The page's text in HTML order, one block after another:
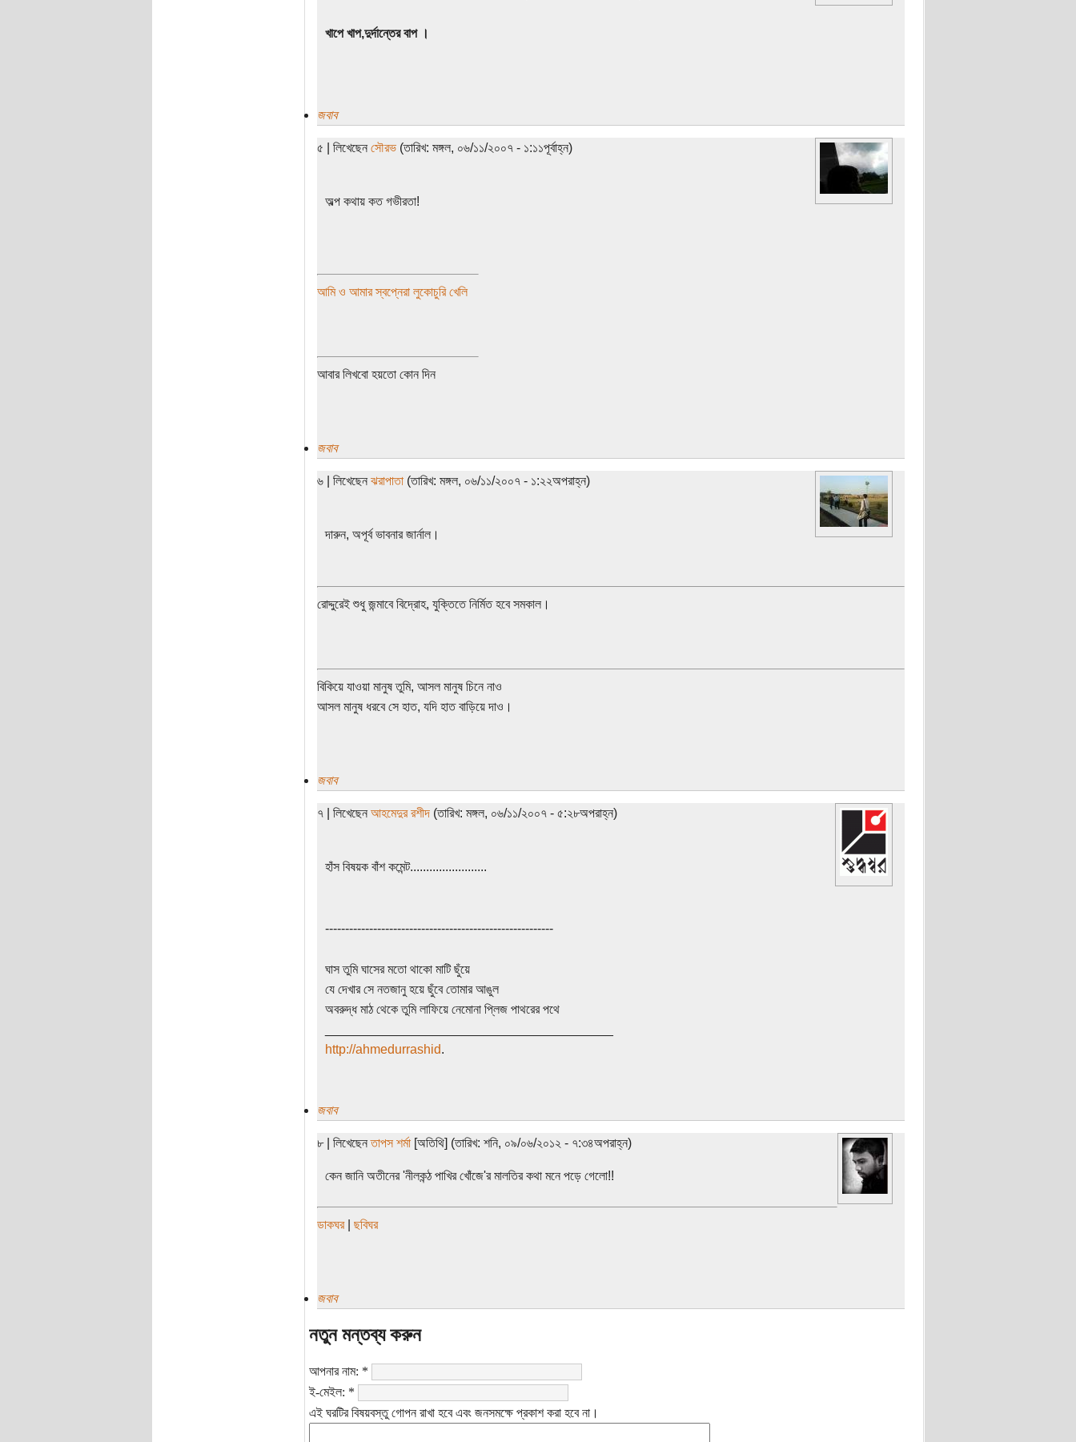
খাপে খাপ,দুর্দান্তের বাপ ।
জবাব
৫ | লিখেছেন সৌরভ(তারিখ: মঙ্গল, ০৬/১১/২০০৭ - ১:১১পূর্বাহ্ন)
অল্প কথায় কত গভীরতা!
আমি ও আমার স্বপ্নেরা লুকোচুরি খেলি
আবার লিখবো হয়তো কোন দিন
জবাব
৬ | লিখেছেন ঝরাপাতা(তারিখ: মঙ্গল, ০৬/১১/২০০৭ - ১:২২অপরাহ্ন)
দারুন, অপূর্ব ভাবনার জার্নাল।
রোদ্দুরেই শুধু জন্মাবে বিদ্রোহ, যুক্তিতে নির্মিত হবে সমকাল।
বিকিয়ে যাওয়া মানুষ তুমি, আসল মানুষ চিনে নাও
আসল মানুষ ধরবে সে হাত, যদি হাত বাড়িয়ে দাও।
জবাব
৭ | লিখেছেন আহমেদুর রশীদ(তারিখ: মঙ্গল, ০৬/১১/২০০৭ - ৫:২৮অপরাহ্ন)
হাঁস বিষয়ক বাঁশ কমেন্ট........................
---------------------------------------------------------
ঘাস তুমি ঘাসের মতো থাকো মাটি ছুঁয়ে
যে দেখার সে নতজানু হয়ে ছুঁবে তোমার আঙুল
অবরুদ্ধ মাঠ থেকে তুমি লাফিয়ে নেমোনা প্লিজ পাথরের পথে
http://ahmedurrashid.
জবাব
৮ | লিখেছেনতাপস শর্মা[অতিথি] (তারিখ: শনি, ০৯/০৬/২০১২ - ৭:৩৪অপরাহ্ন)
কেন জানি অতীনের 'নীলকন্ঠ পাখির খোঁজে'র মালতির কথা মনে পড়ে গেলো!!
ডাকঘর| ছবিঘর
জবাব
নতুন মন্তব্য করুন
আপনার নাম: *
ই-মেইল: *
এই ঘরটির বিষয়বস্তু গোপন রাখা হবে এবং জনসমক্ষে প্রকাশ করা হবে না।